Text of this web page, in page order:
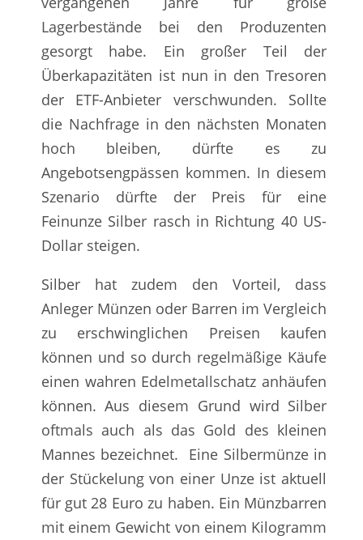
Lagerbestände bei den Produzenten
gesorgt habe. Ein großer Teil der
Überkapazitäten ist nun in den Tresoren
der ETF-Anbieter verschwunden. Sollte
die Nachfrage in den nächsten Monaten
hoch bleiben, dürfte es zu
Angebotsengpässen kommen. In diesem
Szenario dürfte der Preis für eine
Feinunze Silber rasch in Richtung 40 US-
Dollar steigen.
Silber hat zudem den Vorteil, dass
Anleger Münzen oder Barren im Vergleich
zu erschwinglichen Preisen kaufen
können und so durch regelmäßige Käufe
einen wahren Edelmetallschatz anhäufen
können. Aus diesem Grund wird Silber
oftmals auch als das Gold des kleinen
Mannes bezeichnet. Eine Silbermünze in
der Stückelung von einer Unze ist aktuell
für gut 28 Euro zu haben. Ein Münzbarren
mit einem Gewicht von einem Kilogramm